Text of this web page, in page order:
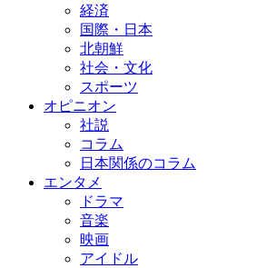
経済
国際・日本
北朝鮮
社会・文化
スポーツ
オピニオン
社説
コラム
日本関係のコラム
エンタメ
ドラマ
音楽
映画
アイドル